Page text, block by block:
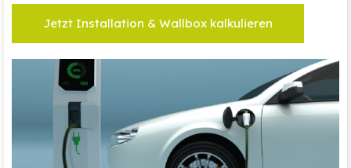
Jetzt Installation & Wallbox kalkulieren